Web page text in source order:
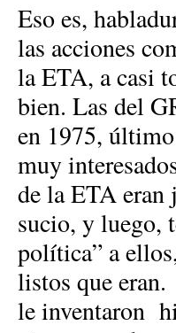
Eso es,
las acciones
la ETA, a casi
bien. Las del
en 1975,
muy
de la ETA eran
sucio, y luego,
política” a
listos que
le inventaron